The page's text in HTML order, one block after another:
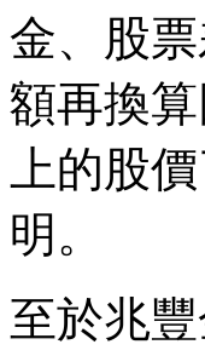
金、股
額再換
上的股
明。
至於兆